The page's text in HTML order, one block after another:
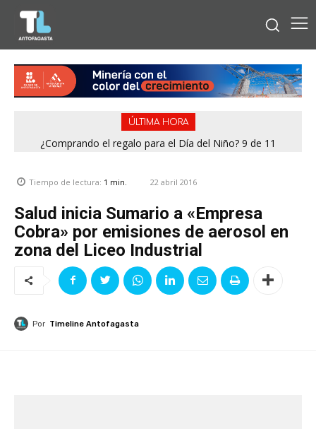
ÚLTIMA HORA
¿Comprando el regalo para el Día del Niño? 9 de 11
Tiempo de lectura: 1 min. 22 abril 2016
Salud inicia Sumario a «Empresa
Cobra» por emisiones de aerosol en
zona del Liceo Industrial
Por Timeline Antofagasta